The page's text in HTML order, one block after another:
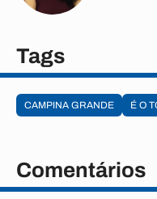
Tags
CAMPINA GRANDE É O
Comentários